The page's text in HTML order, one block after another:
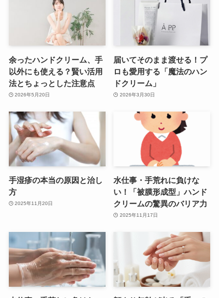
余ったハンドクリーム、手
以外にも使える？賢い活用
法とちょっとした注意点
2026年5月20日
届いてそのまま渡せる！プ
ロも愛用する「魔法のハン
ドクリーム」
2026年3月30日
手湿疹の本当の原因と治し
方
2025年11月20日
水仕事・手荒れに負けな
い！「被膜形成型」ハンド
クリームの驚異のバリア力
2025年11月17日